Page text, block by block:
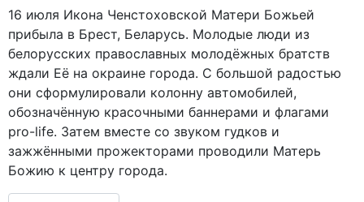
16 июля Икона Ченстоховской Матери Божьей
прибыла в Брест, Беларусь. Молодые люди из
белорусских православных молодёжных братств
ждали Её на окраине города. С большой радостью
они сформулировали колонну автомобилей,
обозначённую красочными баннерами и флагами
pro-life. Затем вместе со звуком гудков и
зажжёнными прожекторами проводили Матерь
Божию к центру города.